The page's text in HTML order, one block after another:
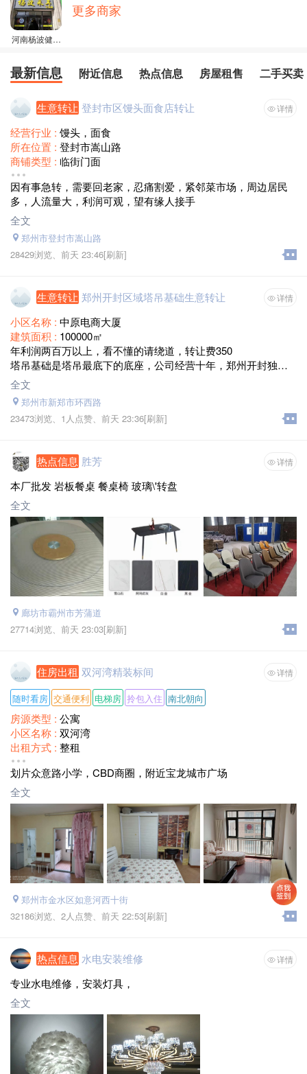
河南杨波健康
更多商家
最新信息 附近信息 热点信息 房屋租售 二手买卖
生意转让 登封市区馒头面食店转让 详情
经营行业 : 馒头，面食
所在位置 : 登封市嵩山路
商铺类型 : 临街门面
面积 :
租金 :二万六/年
转让费 :面议，低价转让
因有事急转，需要回老家，忍痛割爱，紧邻菜市场，周边居民
多，人流量大，利润可观，望有缘人接手
全文
郑州市登封市嵩山路
28429浏览、 前天 23:46[刷新]
生意转让 郑州开封区域塔吊基础生意转让 详情
小区名称 : 中原电商大厦
建筑面积 : 100000㎡
年利润两百万以上，看不懂的请绕道，转让费350
塔吊基础是塔吊最底下的底座，公司经营十年，郑州开封独门
生意，安检站备案，国家专利产品
全文
郑州市新郑市环西路
23473浏览、 1人点赞、 前天 23:36[刷新]
热点信息 胜芳 详情
本厂批发 岩板餐桌 餐桌椅 玻璃\'转盘
全文
廊坊市霸州市芳蒲道
27714浏览、 前天 23:03[刷新]
住房出租 双河湾精装标间 详情
随时看房 交通便利 电梯房 拎包入住 南北朝向
房源类型 : 公寓
小区名称 : 双河湾
出租方式 : 整租
装修情况 :
房屋配套 :电视、空调、洗衣机、热水器、冰箱 床、沙发、衣
柜 暖气 阳台 独立卫生间
楼层 :6层
月租金 :2000
面积 :
44平方米
划片众意路小学，CBD商圈，附近宝龙城市广场
全文
郑州市金水区如意河西十街
32186浏览、 2人点赞、 前天 22:53[刷新]
热点信息 水电安装维修 详情
专业水电维修，安装灯具，
全文